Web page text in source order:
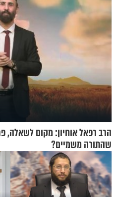
שהתורה משמיים?